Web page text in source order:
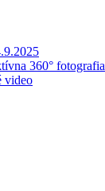
360° fotografia
video